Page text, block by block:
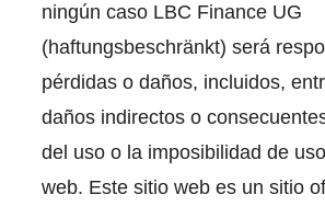
ningún caso LBC Finance UG
(haftungsbeschränkt) será
pérdidas o daños, incluidos,
daños indirectos o
del uso o la imposibilidad de
web. Este sitio web es un sitio